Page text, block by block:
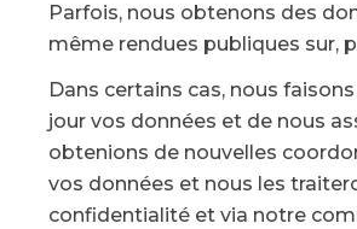
Parfois, nous obtenons des
même rendues publiques sur,
Dans certains cas, nous
jour vos données et de nous
obtenions de nouvelles
vos données et nous les
confidentialité et via notre